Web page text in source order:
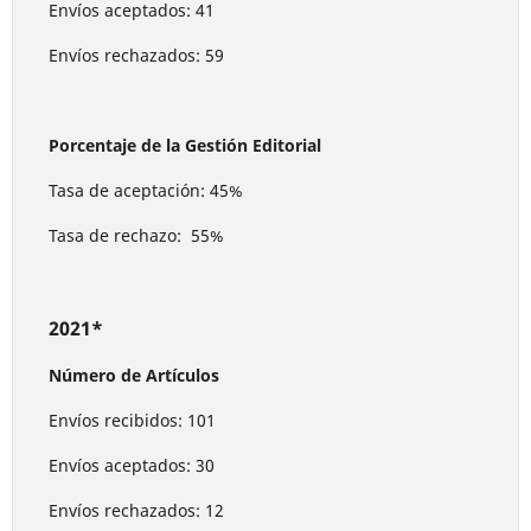
Envíos aceptados: 41
Envíos rechazados: 59
Porcentaje de la Gestión Editorial
Tasa de aceptación: 45%
Tasa de rechazo: 55%
2021*
Número de Artículos
Envíos recibidos: 101
Envíos aceptados: 30
Envíos rechazados: 12